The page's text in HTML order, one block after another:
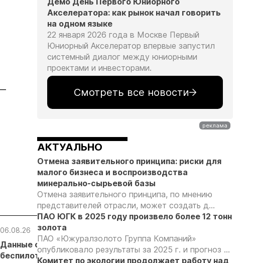
06.08.26
Данные с
беспилотников
Добыча
золота на
Кассация
оставила в
Эксперты
предложили
Акселератора: как рынок начал говорить
на одном языке
22 января 2026 года в Москве Первый
Юниорный Акселератор впервые запустил
системный диалог между юниорными
проектами и инвесторами.
Смотреть все новости
АКТУАЛЬНО
Отмена заявительного принципа: риски для
малого бизнеса и воспроизводства
минерально-сырьевой базы
Отмена заявительного принципа, по мнению
представителей отрасли, может создать д...
ПАО ЮГК в 2025 году произвело более 12 тонн
золота
ПАО «Южуралзолото Группа Компаний»
опубликовало результаты за 2025 г. и прогноз ...
Комитет по экологии продолжает работу над